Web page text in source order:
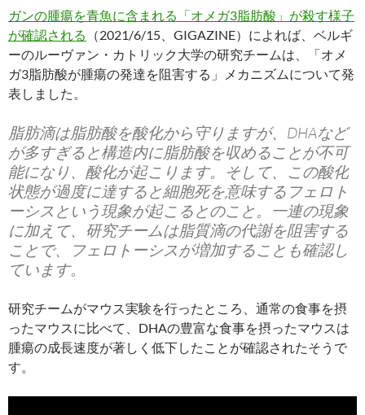
ガンの腫瘍を青魚に含まれる「オメガ3脂肪酸」が殺す様子
が確認される
（2021/6/15、GIGAZINE）によれば、ベルギ
ーのルーヴァン・カトリック大学の研究チームは、「オメ
ガ3脂肪酸が腫瘍の発達を阻害する」メカニズムについて発
表しました。
脂肪滴は脂肪酸を酸化から守りますが、DHAなど
が多すぎると構造内に脂肪酸を収めることが不可
能になり、酸化が起こります。そして、この酸化
状態が過度に達すると細胞死を意味するフェロト
ーシスという現象が起こるとのこと。一連の現象
に加えて、研究チームは脂質滴の代謝を阻害する
ことで、フェロトーシスが増加することも確認し
ています。
研究チームがマウス実験を行ったところ、通常の食事を摂
ったマウスに比べて、DHAの豊富な食事を摂ったマウスは
腫瘍の成長速度が著しく低下したことが確認されたそうで
す。